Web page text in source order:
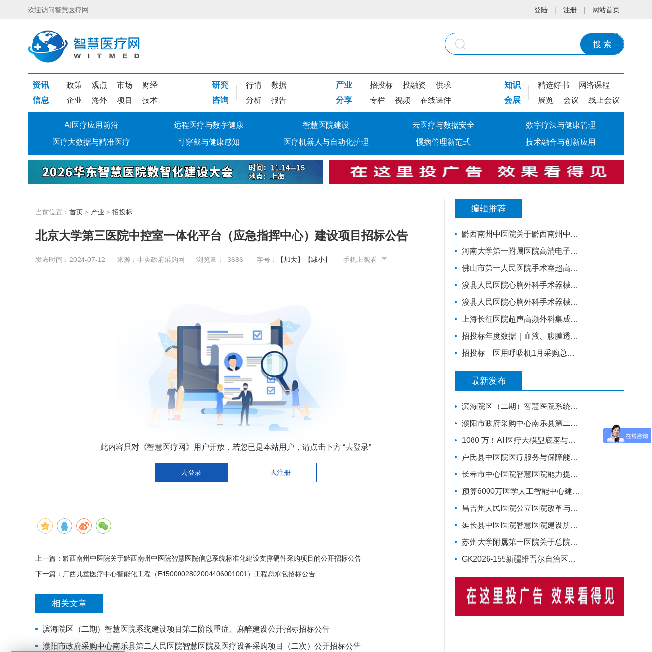
欢迎访问智慧医疗网 登陆 | 注册 | 网站首页
搜 索
资讯 政策 观点 市场 财经
信息 企业 海外 项目 技术
研究 行情 数据
咨询 分析 报告
产业 招投标 投融资 供求
分享 专栏 视频 在线课件
知识 精选好书 网络课程
会展 展览 会议 线上会议
AI医疗应用前沿 远程医疗与数字健康 智慧医院建设 云医疗与数据安全 数字疗法与健康管理
医疗大数据与精准医疗 可穿戴与健康感知 医疗机器人与自动化护理 慢病管理新范式 技术融合与创新应用
当前位置： 首页 > 产业 > 招投标
北京大学第三医院中控室一体化平台（应急指挥中心）建设项目招标公告
发布时间：2024-07-12 来源：中央政府采购网 浏览量： 3686 字号： 【加大】 【减小】 手机上观看
此内容只对《智慧医疗网》用户开放，若您已是本站用户，请点击下方 “去登录”
去登录 去注册
上一篇： 黔西南州中医院关于黔西南州中医院智慧医院信息系统标准化建设支撑硬件采购项目的公开招标公告
下一篇： 广西儿童医疗中心智能化工程（E4500002802004406001001）工程总承包招标公告
相关文章
滨海院区（二期）智慧医院系统建设项目第二阶段重症、麻醉建设公开招标招标公告
濮阳市政府采购中心南乐县第二人民医院智慧医院及医疗设备采购项目（二次）公开招标公告
编辑推荐
黔西南州中医院关于黔西南州中医院智慧医院信息系统标准化建设支撑硬件采购项目的公开招标公告
河南大学第一附属医院高清电子胃肠镜、超声电子支气管镜系统项目
佛山市第一人民医院手术室超高清摄像系统(二次)招标公告
浚县人民医院心胸外科手术器械采购项目
浚县人民医院心胸外科手术器械采购项目-公开招标公告
上海长征医院超声高频外科集成系统主机招标公告
招投标年度数据｜血液、腹膜透析设备近3年采购总额38.7亿元，年均增长约4亿元
招投标｜医用呼吸机1月采购总额超亿元，中标品牌达45家
最新发布
滨海院区（二期）智慧医院系统建设项目第二阶段重症、麻醉建设公开招标招标公告
濮阳市政府采购中心南乐县第二人民医院智慧医院及医疗设备采购项目（二次）公开招标公告
1080 万！AI 医疗大模型底座与应用大单
卢氏县中医院医疗服务与保障能力提升项目（智慧医院信息平台升级改造）第一批项目-流标公告
长春市中心医院智慧医院能力提升项目硬件采购项目招标公告
预算6000万医学人工智能中心建设大单！将打造六大核心体系
昌吉州人民医院公立医院改革与高质量发展运营管理-智慧医院-城南院区手术室智能行为管理系统项目公开招标公告
延长县中医医院智慧医院建设所需配置设备竞争性谈判公告
苏州大学附属第一医院关于总院西区手术室行为管理系统的招标公告
GK2026-155新疆维吾尔自治区维吾尔医医院智慧医院建设项目公开招标公告